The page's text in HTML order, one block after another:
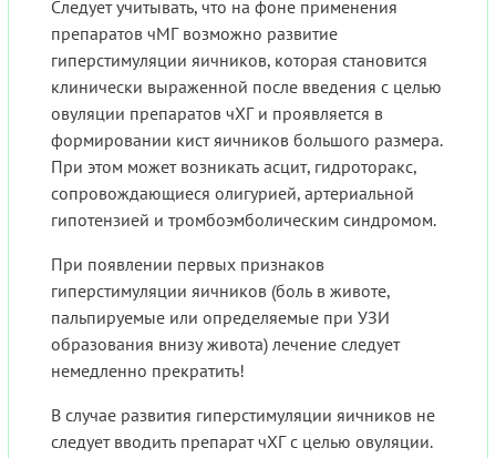
Следует учитывать, что на фоне применения
препаратов чМГ возможно развитие
гиперстимуляции яичников, которая становится
клинически выраженной после введения с целью
овуляции препаратов чХГ и проявляется в
формировании кист яичников большого размера.
При этом может возникать асцит, гидроторакс,
сопровождающиеся олигурией, артериальной
гипотензией и тромбоэмболическим синдромом.
При появлении первых признаков
гиперстимуляции яичников (боль в животе,
пальпируемые или определяемые при УЗИ
образования внизу живота) лечение следует
немедленно прекратить!
В случае развития гиперстимуляции яичников не
следует вводить препарат чХГ с целью овуляции.